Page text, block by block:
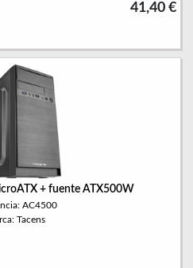
41,40 €
+ fuente ATX500W
AC4500
Tacens